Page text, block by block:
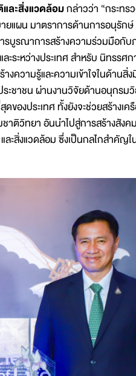
ละสิ่งแวดล้อมกล่าวว่า “กระทร
ยแผน มาตราการด้านการอนุรัก
บูรณาการสร้างความร่วมมือกับ
ระหว่างประเทศ สำหรับ นิทรรศ
ความรู้และความเข้าใจในด้านสิ่
ระชาชน ผ่านงานวิจัยด้านอนุกร
องประเทศ ทั้งยังจะช่วยสร้างเค
ติวิทยา อันนำไปสู่การสร้างสังค
สิ่งแวดล้อม ซึ่งเป็นกลไกสำคัญ